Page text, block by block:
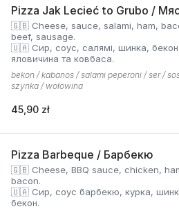
Pizza Jak Lecieć to Grubo /
🇬🇧 Cheese, sauce, salami, ham,
beef, sausage.
🇺🇦 Сир, соус, салямі, шинка,
яловичина та ковбаса.
bekon / kabanos / salami peperoni / ser /
szynka / wołowina
45,90 zł
Pizza Barbeque / Барбекю
🇬🇧 Cheese, BBQ sauce, chicken,
bacon.
🇺🇦 Сир, соус барбекю, курка,
бекон.